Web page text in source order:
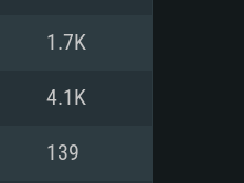
ou plus et
RX
avec
derniers
AMD
1.7K
4.1K
139